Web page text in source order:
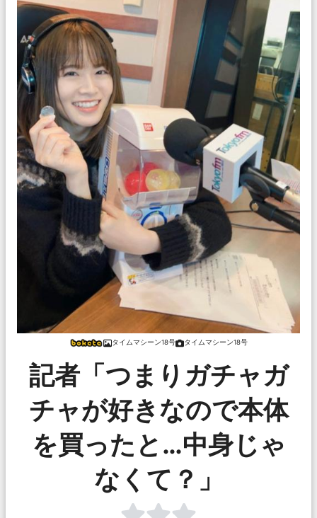
タイムマシーン18号 タイムマシーン18号
記者「つまりガチャガ
チャが好きなので本体
を買ったと…中身じゃ
なくて？」